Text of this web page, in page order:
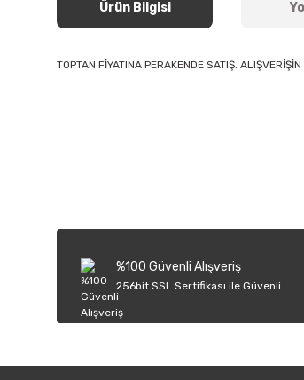
Ürün Bilgisi
TOPTAN FİYATINA PERAKENDE SATIŞ.
Ürün fiyatı diğer sitelerden daha pahalı.
Bu ürüne benzer farklı alternatifler olmalı.
%100 Güvenli Alışveriş
256bit SSL Sertifikası ile Güvenli